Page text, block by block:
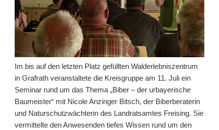
Im bis auf den letzten Platz gefüllten Walderlebniszentrum
in Grafrath veranstaltete die Kreisgruppe am 11. Juli ein
Seminar rund um das Thema „Biber – der urbayerische
Baumeister“ mit Nicole Anzinger Bitsch, der Biberberaterin
und Naturschutzwächterin des Landratsamtes Freising. Sie
vermittelte den Anwesenden tiefes Wissen rund um den